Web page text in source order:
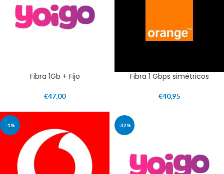
Fibra 1Gb + Fijo
€47,00
Fibra 1 Gbps simétricos
€40,95
-1% -32%